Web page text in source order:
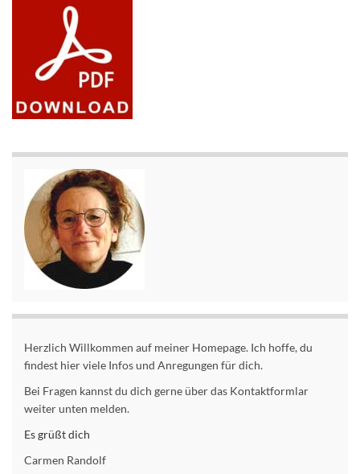
Herzlich Willkommen auf meiner Homepage. Ich hoffe, du
findest hier viele Infos und Anregungen für dich.
Bei Fragen kannst du dich gerne über das Kontaktformlar
weiter unten melden.
Es grüßt dich
Carmen Randolf